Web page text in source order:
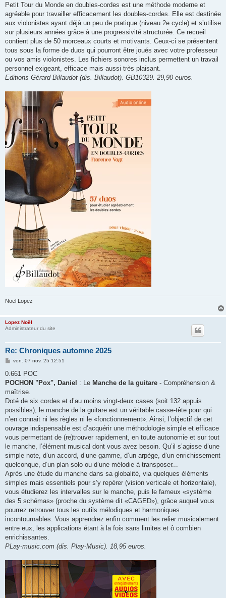
Petit Tour du Monde en doubles-cordes est une méthode moderne et
agréable pour travailler efficacement les doubles-cordes. Elle est destinée
aux violonistes ayant déjà un peu de pratique (niveau 2e cycle) et s’utilise
sur plusieurs années grâce à une progressivité structurée. Ce recueil
contient plus de 50 morceaux courts et motivants. Ceux-ci se présentent
tous sous la forme de duos qui pourront être joués avec votre professeur
ou vos amis violonistes. Les fichiers sonores inclus permettent un travail
personnel exigeant, efficace mais aussi très plaisant.
Editions Gérard Billaudot (dis. Billaudot). GB10329. 29,90 euros.
Noël Lopez
Lopez Noël
Administrateur du site
Re: Chroniques automne 2025
M
s
a
g
ven. 07 nov. 25 12:51
0.661 POC
POCHON "Pox", Daniel : Le Manche de la guitare - Compréhension &
maîtrise.
Doté de six cordes et d’au moins vingt-deux cases (soit 132 appuis
possibles), le manche de la guitare est un véritable casse-tête pour qui
n’en connait ni les règles ni le «fonctionnement». Ainsi, l’objectif de cet
ouvrage indispensable est d’acquérir une méthodologie simple et efficace
vous permettant de (re)trouver rapidement, en toute autonomie et sur tout
le manche, l’élément musical dont vous avez besoin. Qu’il s’agisse d’une
simple note, d’un accord, d’une gamme, d’un arpège, d’un enrichissement
quelconque, d’un plan solo ou d’une mélodie à transposer...
Après une étude du manche dans sa globalité, via quelques éléments
simples mais essentiels pour s’y repérer (vision verticale et horizontale),
vous étudierez les intervalles sur le manche, puis le fameux «système
des 5 schémas» (proche du système dit «CAGED»), grâce auquel vous
pourrez retrouver tous les outils mélodiques et harmoniques
incontournables. Vous apprendrez enfin comment les relier musicalement
entre eux, les applications étant à la fois sans limites et ô combien
enrichissantes.
PLay-music.com (dis. Play-Music). 18,95 euros.